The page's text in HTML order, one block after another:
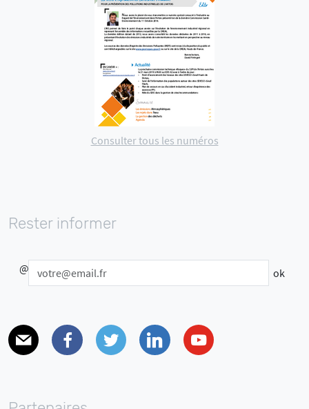
Consulter tous les numéros
Rester informer
@